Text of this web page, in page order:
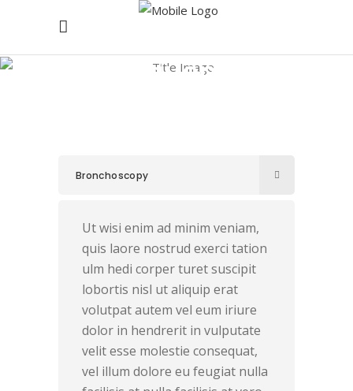
Frequently
Bronchoscopy
Ut wisi enim ad minim veniam,
quis laore nostrud exerci tation
ulm hedi corper turet suscipit
lobortis nisl ut aliquip erat
volutpat autem vel eum iriure
dolor in hendrerit in vulputate
velit esse molestie consequat,
vel illum dolore eu feugiat nulla